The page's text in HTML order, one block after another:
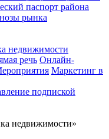
паспорт района
рынка
недвижимости
речь Онлайн-
Маркетинг в
подпиской
недвижимости»